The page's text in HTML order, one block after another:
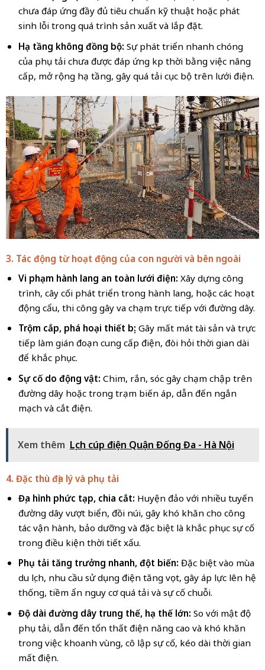
chưa đáp ứng đầy đủ tiêu chuẩn kỹ thuật hoặc phát
sinh lỗi trong quá trình sản xuất và lắp đặt.
Hạ tầng không đồng bộ: Sự phát triển nhanh chóng
của phụ tải chưa được đáp ứng kịp thời bằng việc nâng
cấp, mở rộng hạ tầng, gây quá tải cục bộ trên lưới điện.
3. Tác động từ hoạt động của con người và bên ngoài
Vi phạm hành lang an toàn lưới điện: Xây dựng công
trình, cây cối phát triển trong hành lang, hoặc các hoạt
động cẩu, thi công gây va chạm trực tiếp với đường dây.
Trộm cắp, phá hoại thiết bị: Gây mất mát tài sản và trực
tiếp làm gián đoạn cung cấp điện, đòi hỏi thời gian dài
để khắc phục.
Sự cố do động vật: Chim, rắn, sóc gây chạm chập trên
đường dây hoặc trong trạm biến áp, dẫn đến ngắn
mạch và cắt điện.
Xem thêm Lịch cúp điện Quận Đống Đa - Hà Nội
4. Đặc thù địa lý và phụ tải
Địa hình phức tạp, chia cắt: Huyện đảo với nhiều tuyến
đường dây vượt biển, đồi núi, gây khó khăn cho công
tác vận hành, bảo dưỡng và đặc biệt là khắc phục sự cố
trong điều kiện thời tiết xấu.
Phụ tải tăng trưởng nhanh, đột biến: Đặc biệt vào mùa
du lịch, nhu cầu sử dụng điện tăng vọt, gây áp lực lên hệ
thống, tiềm ẩn nguy cơ quá tải và sự cố chuỗi.
Độ dài đường dây trung thế, hạ thế lớn: So với mật độ
phụ tải, dẫn đến tổn thất điện năng cao và khó khăn
trong việc khoanh vùng, cô lập sự cố, kéo dài thời gian
mất điện.